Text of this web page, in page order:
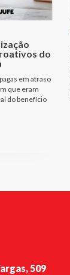
do
em atraso
que eram
do benefício
509